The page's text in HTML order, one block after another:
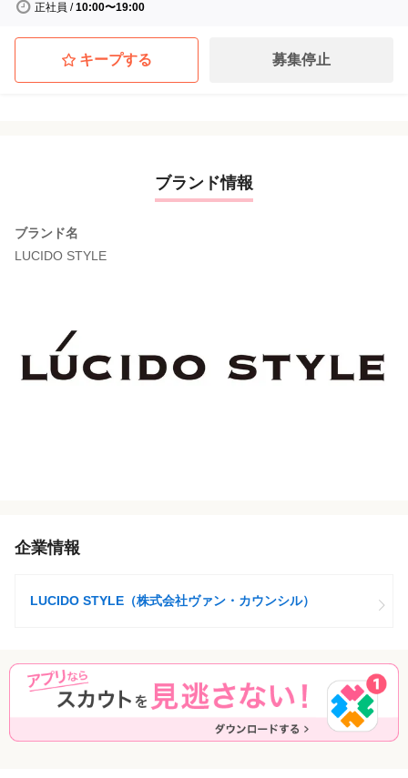
正社員 /10:00〜19:00
キープする 募集停止
ブランド情報
ブランド名
LUCIDO STYLE
企業情報
LUCIDO STYLE（株式会社ヴァン・カウンシル）